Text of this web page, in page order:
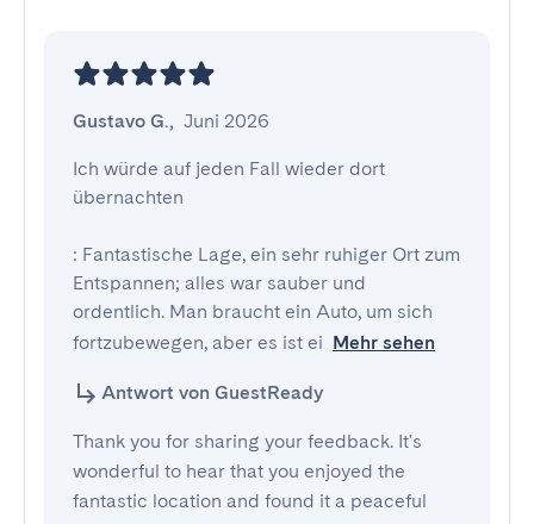
Gustavo G., Juni 2026
Ich würde auf jeden Fall wieder dort
übernachten
: Fantastische Lage, ein sehr ruhiger Ort zum
Entspannen; alles war sauber und
ordentlich. Man braucht ein Auto, um sich
fortzubewegen, aber es ist ei Mehr sehen
Antwort von GuestReady
Thank you for sharing your feedback. It's
wonderful to hear that you enjoyed the
fantastic location and found it a peaceful